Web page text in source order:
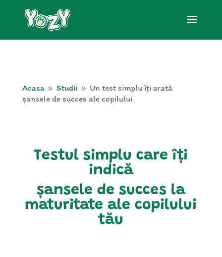
Acasa 9 Studii 9 Un test simplu îți arată
șansele de succes ale copilului
Testul simplu care îți
indică
șansele de succes la
maturitate ale copilului
tău